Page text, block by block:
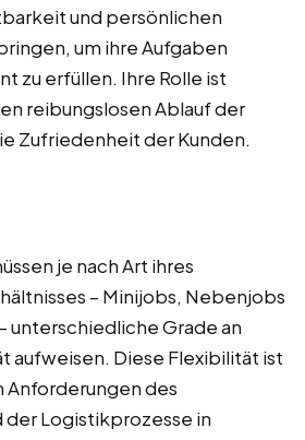
und persönlichen
um ihre Aufgaben
zu erfüllen. Ihre Rolle ist
reibungslosen Ablauf der
Zufriedenheit der Kunden.
je nach Art ihres
– Minijobs, Nebenjobs
unterschiedliche Grade an
aufweisen. Diese Flexibilität ist
des
der Logistikprozesse in